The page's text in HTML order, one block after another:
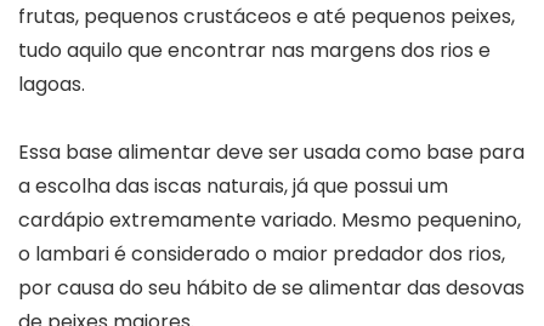
frutas, pequenos crustáceos e até pequenos peixes,
tudo aquilo que encontrar nas margens dos rios e
lagoas.
Essa base alimentar deve ser usada como base para
a escolha das iscas naturais, já que possui um
cardápio extremamente variado. Mesmo pequenino,
o lambari é considerado o maior predador dos rios,
por causa do seu hábito de se alimentar das desovas